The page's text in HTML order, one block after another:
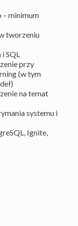
– minimum
tworzeniu
i SQL
przy
(w tym
na temat
systemu i
Ignite,